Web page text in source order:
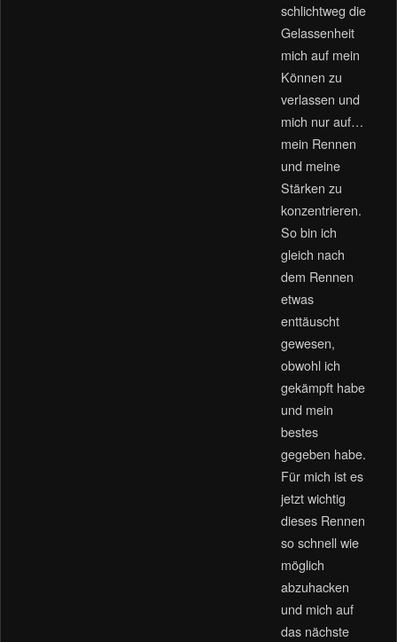
schlichtweg die
Gelassenheit
mich auf mein
Können zu
verlassen und
mich nur auf…
mein Rennen
und meine
Stärken zu
konzentrieren.
So bin ich
gleich nach
dem Rennen
etwas
enttäuscht
gewesen,
obwohl ich
gekämpft habe
und mein
bestes
gegeben habe.
Für mich ist es
jetzt wichtig
dieses Rennen
so schnell wie
möglich
abzuhacken
und mich auf
das nächste